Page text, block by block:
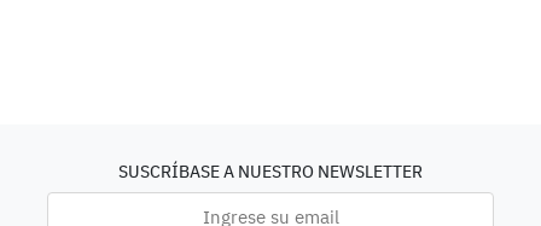
SUSCRÍBASE A NUESTRO NEWSLETTER